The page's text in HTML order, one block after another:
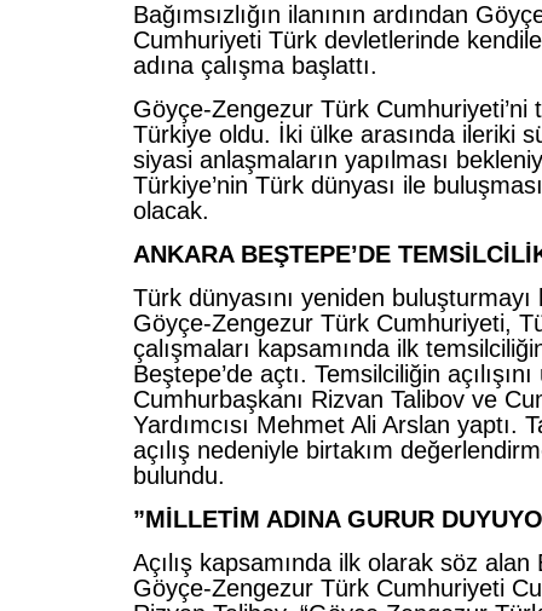
Bağımsızlığın ilanının ardından
Cumhuriyeti Türk devletlerinde
adına çalışma başlattı.
Göyçe-Zengezur Türk Cumhuriyeti’ni
Türkiye oldu. İki ülke arasında ileriki
siyasi anlaşmaların yapılması
Türkiye’nin Türk dünyası ile
olacak.
ANKARA BEŞTEPE’DE
Türk dünyasını yeniden
Göyçe-Zengezur Türk Cumhuriyeti,
çalışmaları kapsamında ilk
Beştepe’de açtı. Temsilciliğin
Cumhurbaşkanı Rizvan Talibov ve
Yardımcısı Mehmet Ali Arslan yaptı.
açılış nedeniyle birtakım
bulundu.
”MİLLETİM ADINA GURUR
Açılış kapsamında ilk olarak söz alan
Göyçe-Zengezur Türk Cumhuriyeti